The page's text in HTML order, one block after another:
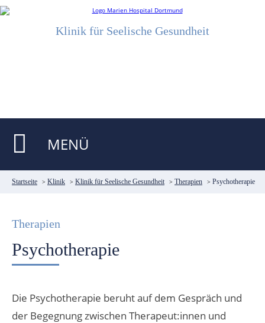
Klinik für Seelische Gesundheit
MENÜ
Startseite > Klinik > Klinik für Seelische Gesundheit > Therapien > Psychotherapie
Therapien
Psychotherapie
Die Psychotherapie beruht auf dem Gespräch und
der Begegnung zwischen Therapeut:innen und